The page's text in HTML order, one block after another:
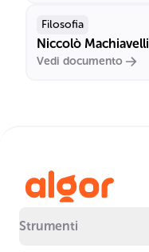
Filosofia
Niccolò Machiavelli
Vedi documento
Strumenti